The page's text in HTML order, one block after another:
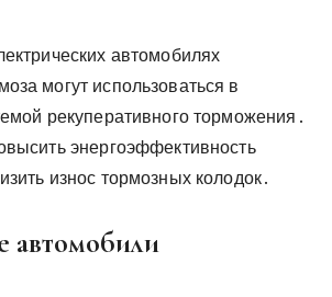
автомобилях
могут использоваться в
рекуперативного торможения․
энергоэффективность
износ тормозных колодок․